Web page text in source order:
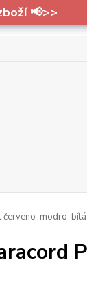
📢>>
červeno-modro-